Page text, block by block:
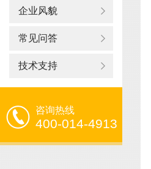
企业风貌
常见问答
技术支持
咨询热线
400-014-4913